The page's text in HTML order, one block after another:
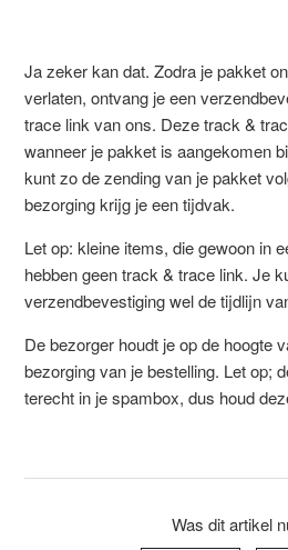
Ja zeker kan dat. Zodra je pakket
verlaten, ontvang je een
trace link van ons. Deze track &
wanneer je pakket is aangekomen
kunt zo de zending van je pakket
bezorging krijg je een tijdvak.
Let op: kleine items, die gewoon in
hebben geen track & trace link. Je
verzendbevestiging wel de tijdlijn
De bezorger houdt je op de hoogte
bezorging van je bestelling. Let op;
terecht in je spambox, dus houd
Was dit artikel